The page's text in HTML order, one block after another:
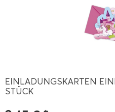
EINLADUNGSKARTEN
STÜCK